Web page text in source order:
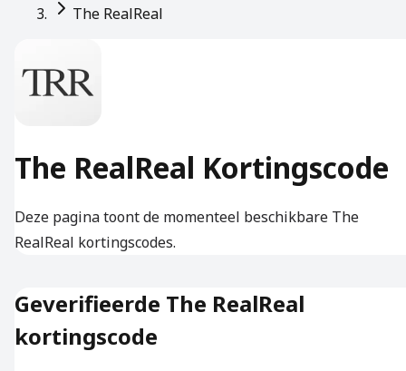
The RealReal
The RealReal Kortingscode
Deze pagina toont de momenteel beschikbare The
RealReal kortingscodes.
Geverifieerde The RealReal
kortingscode